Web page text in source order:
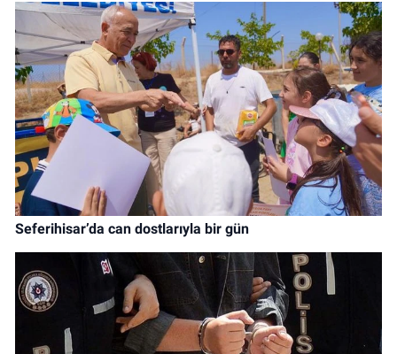
Seferihisar’da can dostlarıyla bir gün